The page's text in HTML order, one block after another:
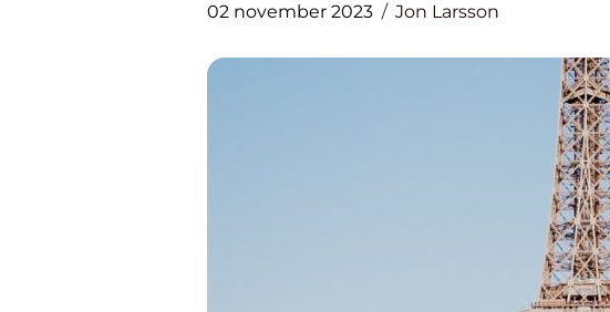
02 november 2023 Jon Larsson